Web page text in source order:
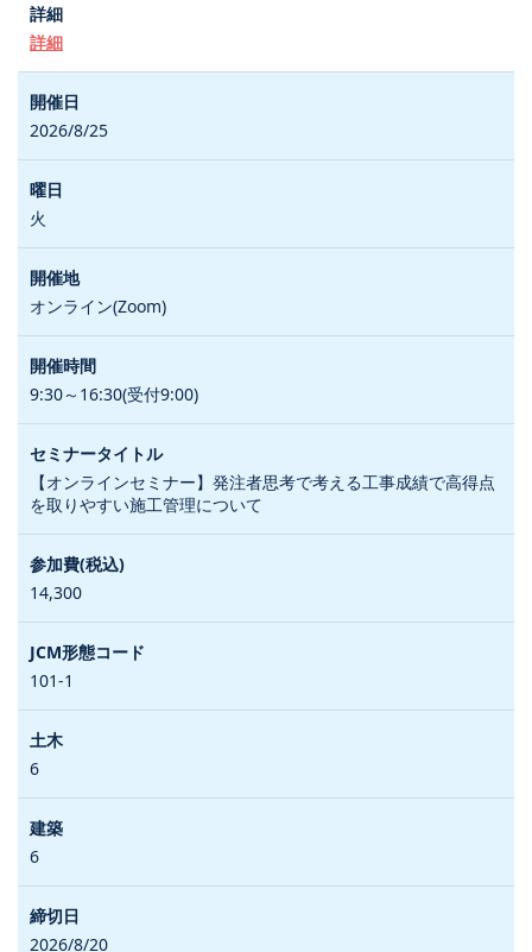
詳細
2026/8/25
火
オンライン(Zoom)
9:30～16:30(受付9:00)
【オンラインセミナー】発注者思考で考える工事成績で高得点
を取りやすい施工管理について
14,300
101-1
6
6
2026/8/20